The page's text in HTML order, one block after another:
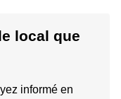
local que
informé en